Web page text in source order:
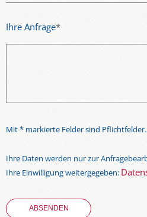
Ihre Anfrage*
Mit * markierte Felder sind Pflichtfelder.
Ihre Daten werden nur zur
Ihre Einwilligung weitergegeben: